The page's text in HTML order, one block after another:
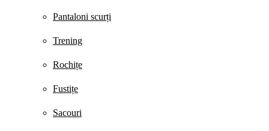
Pantaloni scurți
Trening
Rochițe
Fustițe
Sacouri